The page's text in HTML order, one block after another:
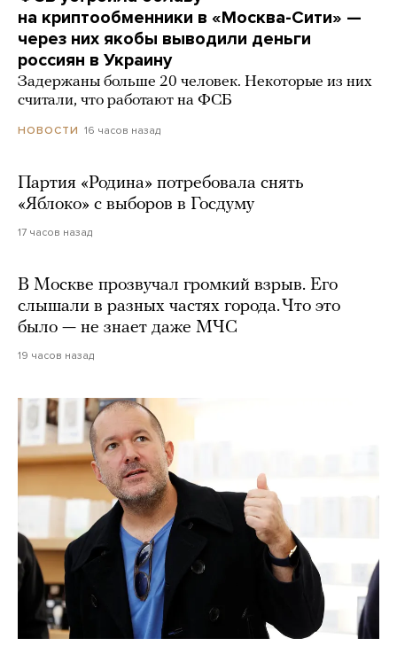
на криптообменники в «Москва-Сити» —
через них якобы выводили деньги
россиян в Украину
Задержаны больше 20 человек. Некоторые из них
считали, что работают на ФСБ
НОВОСТИ 16 часов назад
Партия «Родина» потребовала снять
«Яблоко» с выборов в Госдуму
17 часов назад
В Москве прозвучал громкий взрыв. Его
слышали в разных частях города. Что это
было — не знает даже МЧС
19 часов назад